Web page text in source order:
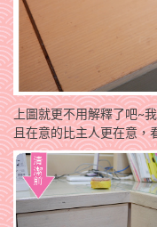
上圖就更不用解釋了吧~
且在意的比主人更在意，